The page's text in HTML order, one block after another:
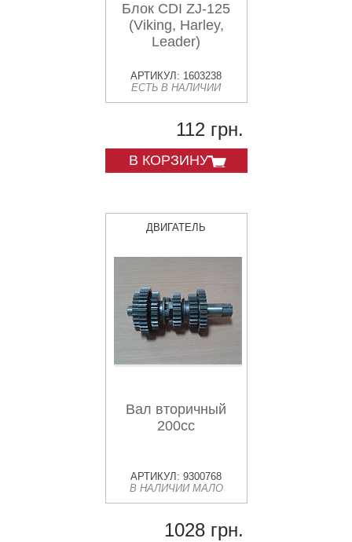
Блок CDI ZJ-125
(Viking, Harley,
Leader)
АРТИКУЛ: 1603238
ЕСТЬ В НАЛИЧИИ
112 грн.
В КОРЗИНУ
ДВИГАТЕЛЬ
Вал вторичный
200сс
АРТИКУЛ: 9300768
В НАЛИЧИИ МАЛО
1028 грн.